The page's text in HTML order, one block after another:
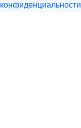
конфиденциальности